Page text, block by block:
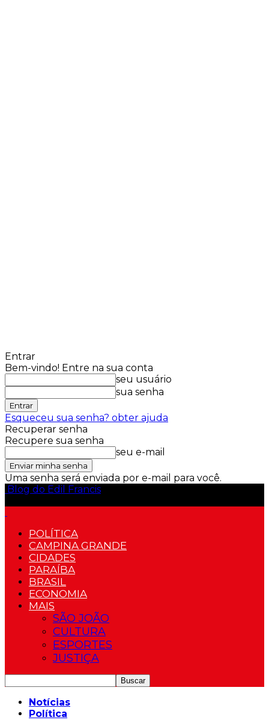
Entrar
Bem-vindo! Entre na sua conta
seu usuário
sua senha
Esqueceu sua senha? obter ajuda
Recuperar senha
Recupere sua senha
seu e-mail
Uma senha será enviada por e-mail para você.
Blog do Edil Francis
POLÍTICA
CAMPINA GRANDE
CIDADES
PARAÍBA
BRASIL
ECONOMIA
MAIS
SÃO JOÃO
CULTURA
ESPORTES
JUSTIÇA
Notícias
Política